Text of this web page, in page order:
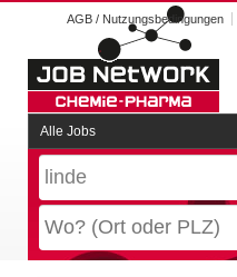
AGB / Nutzungsbedingungen
Alle Jobs